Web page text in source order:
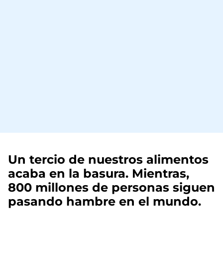
Un tercio de nuestros alimentos
acaba en la basura. Mientras,
800 millones de personas siguen
pasando hambre en el mundo.